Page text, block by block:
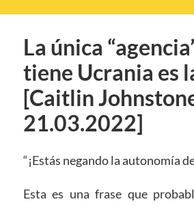
La única
tiene Ucrania es
[Caitlin
21.03.2022]
“¡Estás negando la autonomía
Esta es una frase que